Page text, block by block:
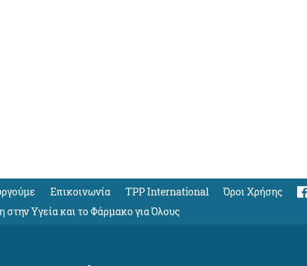
Eπικοινωνία TPP International
Όροι Χρήσης
στην Υγεία και το Φάρμακο για Όλους